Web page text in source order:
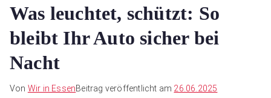
Was leuchtet, schützt: So
bleibt Ihr Auto sicher bei
Nacht
Von Wir in EssenBeitrag veröffentlicht am 26.06.2025